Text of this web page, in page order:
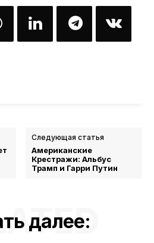
Следующая статья
Американские
Крестражи: Альбус
Трамп и Гарри Путин
далее: